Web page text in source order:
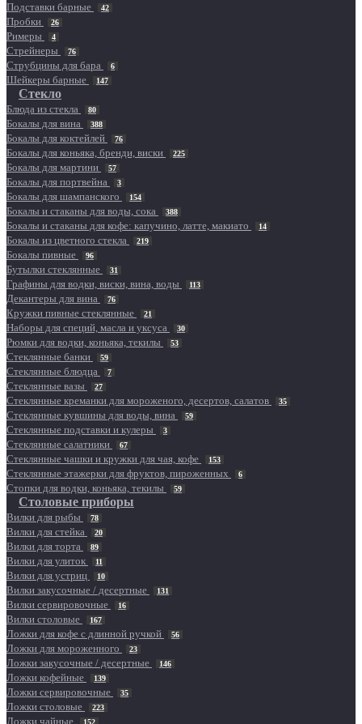
Подставки барные 42
Пробки 26
Римеры 4
Стрейнеры 76
Струбцины для бара 6
Шейкеры барные 147
Стекло
Блюда из стекла 80
Бокалы для вина 388
Бокалы для коктейлей 76
Бокалы для коньяка, бренди, виски 225
Бокалы для мартини 57
Бокалы для портвейна 3
Бокалы для шампанского 154
Бокалы и стаканы для воды, сока 388
Бокалы и стаканы для кофе: капучино, латте, макиато 14
Бокалы из цветного стекла 219
Бокалы пивные 96
Бутылки стеклянные 31
Графины для водки, виски, вина, воды 113
Декантеры для вина 76
Кружки пивные стеклянные 21
Наборы для специй, масла и уксуса 30
Рюмки для водки, коньяка, текилы 53
Стеклянные банки 59
Стеклянные блюдца 7
Стеклянные вазы 27
Стеклянные креманки для мороженого, десертов, салатов 35
Стеклянные кувшины для воды, вина 59
Стеклянные подставки и кулеры 3
Стеклянные салатники 67
Стеклянные чашки и кружки для чая, кофе 153
Стеклянные этажерки для фруктов, пироженных 6
Стопки для водки, коньяка, текилы 59
Столовые приборы
Вилки для рыбы 78
Вилки для стейка 20
Вилки для торта 89
Вилки для улиток 11
Вилки для устриц 10
Вилки закусочные / десертные 131
Вилки сервировочные 16
Вилки столовые 167
Ложки для кофе с длинной ручкой 56
Ложки для мороженного 23
Ложки закусочные / десертные 146
Ложки кофейные 139
Ложки сервировочные 35
Ложки столовые 223
Ложки чайные 152